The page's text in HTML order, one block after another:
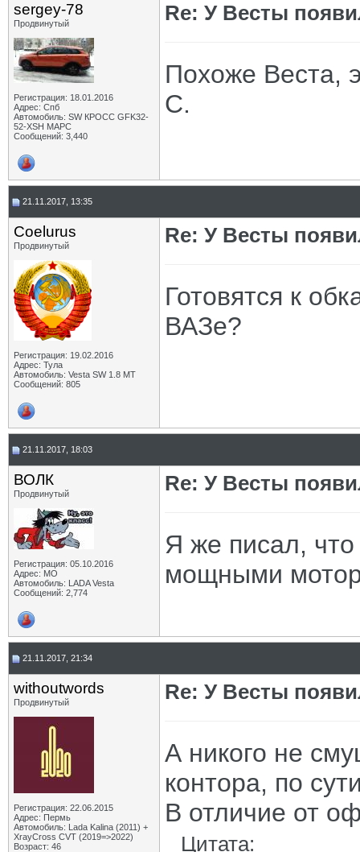
sergey-78
Продвинутый
Регистрация: 18.01.2016
Адрес: Спб
Автомобиль: SW КРОСС GFK32-
52-XSH МАРС
Сообщений: 3,440
Re: У Весты
Похоже Веста,
С.
21.11.2017, 13:35
Coelurus
Продвинутый
Регистрация: 19.02.2016
Адрес: Тула
Автомобиль: Vesta SW 1.8 MT
Сообщений: 805
Re: У Весты
Готовятся к
ВАЗе?
21.11.2017, 18:03
ВОЛК
Продвинутый
Регистрация: 05.10.2016
Адрес: МО
Автомобиль: LADA Vesta
Сообщений: 2,774
Re: У Весты
Я же писал, что
мощными
21.11.2017, 21:34
withoutwords
Продвинутый
Регистрация: 22.06.2015
Адрес: Пермь
Автомобиль: Lada Kalina (2011) +
XrayCross CVT (2019=>2022)
Возраст: 46
Re: У Весты
А никого не
контора, по
В отличие от
Цитата: